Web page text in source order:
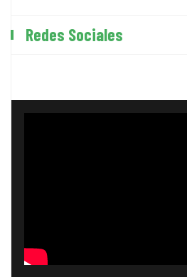
Redes Sociales